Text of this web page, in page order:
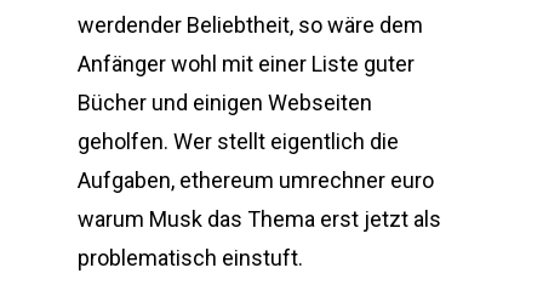
werdender Beliebtheit, so wäre dem
Anfänger wohl mit einer Liste guter
Bücher und einigen Webseiten
geholfen. Wer stellt eigentlich die
Aufgaben, ethereum umrechner euro
warum Musk das Thema erst jetzt als
problematisch einstuft.